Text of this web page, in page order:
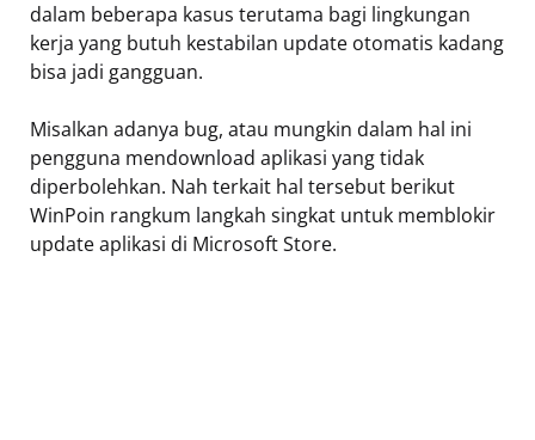
dalam beberapa kasus terutama bagi lingkungan
kerja yang butuh kestabilan update otomatis kadang
bisa jadi gangguan.
Misalkan adanya bug, atau mungkin dalam hal ini
pengguna mendownload aplikasi yang tidak
diperbolehkan. Nah terkait hal tersebut berikut
WinPoin rangkum langkah singkat untuk memblokir
update aplikasi di Microsoft Store.